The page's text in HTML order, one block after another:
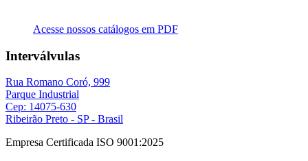
Acesse nossos catálogos em PDF
Interválvulas
Rua Romano Coró, 999
Parque Industrial
Cep: 14075-630
Ribeirão Preto - SP - Brasil
Empresa Certificada ISO 9001:2025